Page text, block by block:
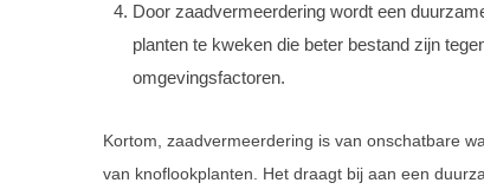
Door zaadvermeerdering wordt een
planten te kweken die beter bestand zijn
omgevingsfactoren.
Kortom, zaadvermeerdering is van onschatbare
van knoflookplanten. Het draagt bij aan een